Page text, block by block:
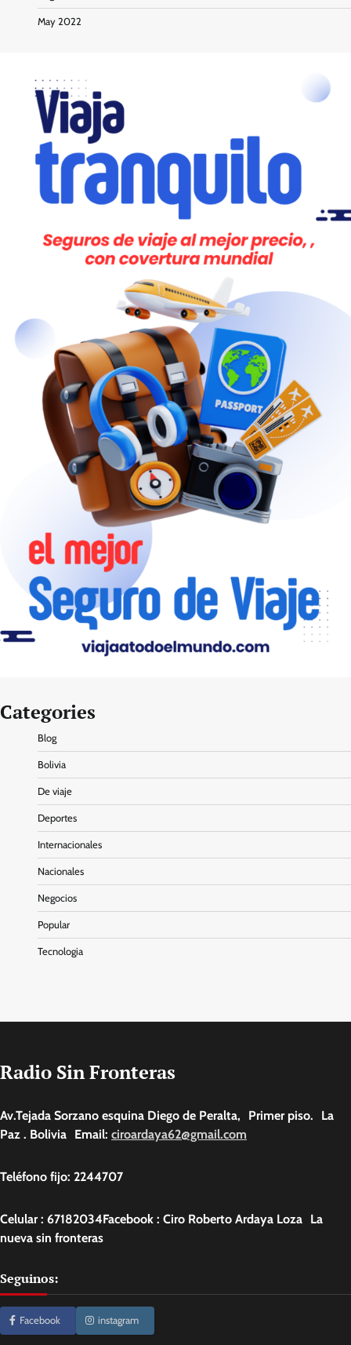
May 2022
Categories
Blog
Bolivia
De viaje
Deportes
Internacionales
Nacionales
Negocios
Popular
Tecnologia
Radio Sin Fronteras
Av.Tejada Sorzano esquina Diego de Peralta, Primer piso. La
Paz . Bolivia Email: ciroardaya62@gmail.com
Teléfono fijo: 2244707
Celular : 67182034Facebook : Ciro Roberto Ardaya Loza La
nueva sin fronteras
Seguinos:
Facebook instagram